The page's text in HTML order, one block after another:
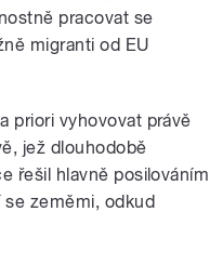
pracovat se
migranti od EU
priori vyhovovat právě
jež dlouhodobě
řešil hlavně posilováním
zeměmi, odkud